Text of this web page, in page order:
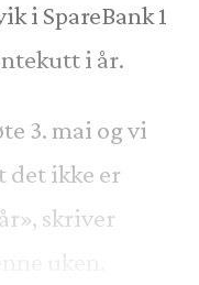
i SpareBank 1
i år.
3. mai og vi
det ikke er
skriver